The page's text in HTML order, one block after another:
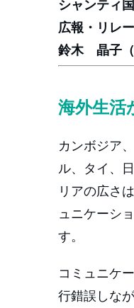
シャンティ
広報・リレ
鈴木 晶子（
海外生活
カンボジア
ル、タイ、
リアの広さ
ュニケーシ
す。
コミュニケ
行錯誤しな